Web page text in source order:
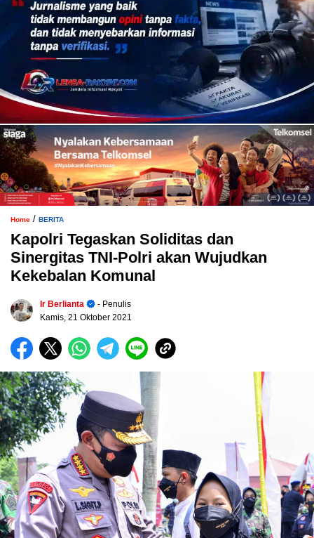
Home / BERITA
Kapolri Tegaskan Soliditas dan
Sinergitas TNI-Polri akan Wujudkan
Kekebalan Komunal
Ir Berlianta
- Penulis
Kamis, 21 Oktober 2021